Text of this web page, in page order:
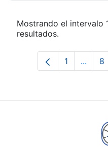
Mostrando el intervalo
resultados.
Página
1 ... 8